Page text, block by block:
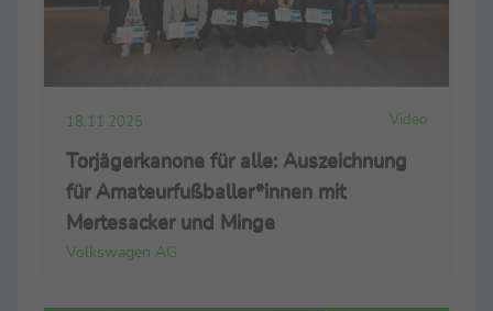
18.11.2025 Video
Torjägerkanone für alle: Auszeichnung
für Amateurfußballer*innen mit
Mertesacker und Minge
Volkswagen AG